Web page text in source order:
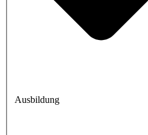
Ausbildung